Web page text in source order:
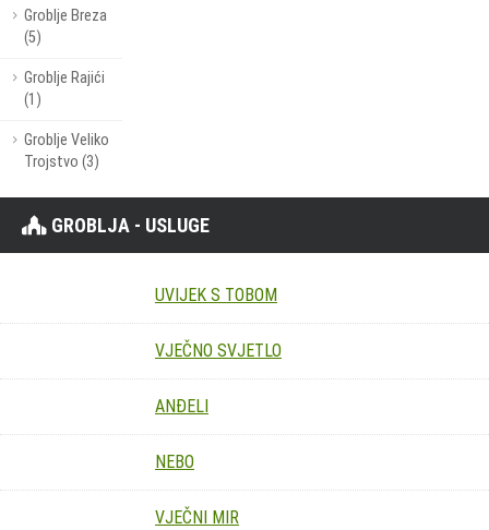
Groblje Breza
(5)
Groblje Rajići
(1)
Groblje Veliko
Trojstvo (3)
GROBLJA - USLUGE
UVIJEK S TOBOM
VJEČNO SVJETLO
ANĐELI
NEBO
VJEČNI MIR